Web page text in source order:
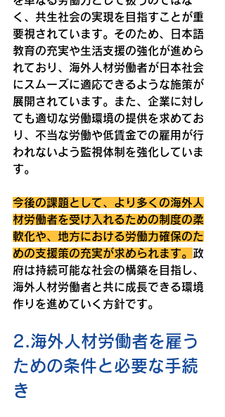
く、共生社会の実現を目指すことが重
要視されています。そのため、日本語
教育の充実や生活支援の強化が進めら
れており、海外人材労働者が日本社会
にスムーズに適応できるような施策が
展開されています。また、企業に対し
ても適切な労働環境の提供を求めてお
り、不当な労働や低賃金での雇用が行
われないよう監視体制を強化していま
す。
今後の課題として、より多くの海外人
材労働者を受け入れるための制度の柔
軟化や、地方における労働力確保のた
めの支援策の充実が求められます。 政
府は持続可能な社会の構築を目指し、
海外人材労働者と共に成長できる環境
作りを進めていく方針です。
2.海外人材労働者を雇う
ための条件と必要な手続
き